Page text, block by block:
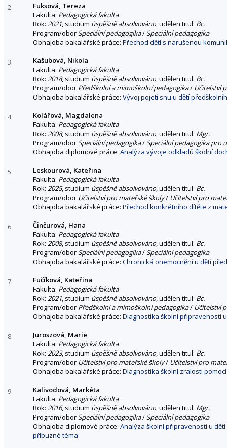
2.
Fuksová, Tereza
Fakulta: Pedagogická fakulta
Rok: 2021, studium úspěšně absolvováno, udělen titul: Bc.
Program/oborSpeciální pedagogika/Speciální pedagogika
Obhajoba bakalářské práce: Přechod dětí s narušenou
3.
Kašubová, Nikola
Fakulta: Pedagogická fakulta
Rok: 2018, studium úspěšně absolvováno, udělen titul: Bc.
Program/obor Předškolní a mimoškolní pedagogika/ Učitelství
Obhajoba bakalářské práce: Vývoj pojetí snu u dětí
4.
Kolářová, Magdalena
Fakulta: Pedagogická fakulta
Rok: 2008, studium úspěšně absolvováno, udělen titul: Mgr.
Program/oborSpeciální pedagogika/Speciální pedagogika pro
Obhajoba diplomové práce: Analýza vývoje odkladů školní
5.
Leskourová, Kateřina
Fakulta: Pedagogická fakulta
Rok: 2025, studium úspěšně absolvováno, udělen titul: Bc.
Program/obor Učitelství pro mateřské školy/ Učitelství pro
Obhajoba bakalářské práce: Přechod konkrétního dítěte z
6.
Činčurová, Hana
Fakulta: Pedagogická fakulta
Rok: 2008, studium úspěšně absolvováno, udělen titul: Bc.
Program/oborSpeciální pedagogika/Speciální pedagogika
Obhajoba bakalářské práce: Chronická onemocnění u dětí
7.
Fučíková, Kateřina
Fakulta: Pedagogická fakulta
Rok: 2021, studium úspěšně absolvováno, udělen titul: Bc.
Program/obor Předškolní a mimoškolní pedagogika/ Učitelství
Obhajoba bakalářské práce: Diagnostika školní připravenosti
8.
Juroszová, Marie
Fakulta: Pedagogická fakulta
Rok: 2023, studium úspěšně absolvováno, udělen titul: Bc.
Program/obor Učitelství pro mateřské školy/ Učitelství pro
Obhajoba bakalářské práce: Diagnostika školní zralosti
9.
Kalivodová, Markéta
Fakulta: Pedagogická fakulta
Rok: 2016, studium úspěšně absolvováno, udělen titul: Mgr.
Program/oborSpeciální pedagogika/Speciální pedagogika
Obhajoba diplomové práce: Analýza školní připravenosti u
příbuzné téma